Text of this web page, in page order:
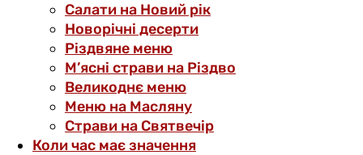
Салати на Новий рік
Новорічні десерти
Різдвяне меню
М’ясні страви на Різдво
Великоднє меню
Меню на Масляну
Страви на Святвечір
Коли час має значення